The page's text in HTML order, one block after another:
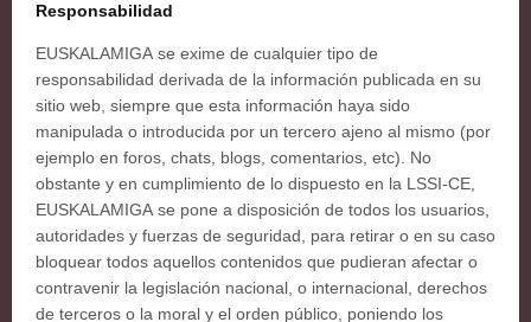
Responsabilidad
EUSKALAMIGA se exime de cualquier tipo de
responsabilidad derivada de la información publicada en su
sitio web, siempre que esta información haya sido
manipulada o introducida por un tercero ajeno al mismo (por
ejemplo en foros, chats, blogs, comentarios, etc). No
obstante y en cumplimiento de lo dispuesto en la LSSI-CE,
EUSKALAMIGA se pone a disposición de todos los usuarios,
autoridades y fuerzas de seguridad, para retirar o en su caso
bloquear todos aquellos contenidos que pudieran afectar o
contravenir la legislación nacional, o internacional, derechos
de terceros o la moral y el orden público, poniendo los